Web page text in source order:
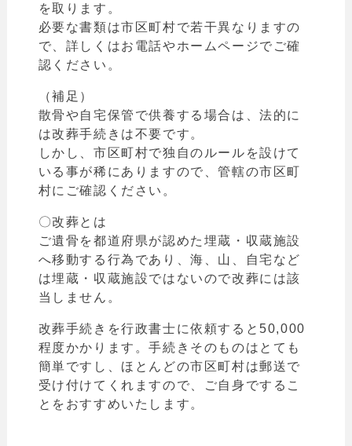
を取ります。
必要な書類は市区町村で若干異なりますの
で、詳しくはお電話やホームページでご確
認ください。
（補足）
散骨や自宅保管で供養する場合は、法的に
は改葬手続きは不要です。
しかし、市区町村で独自のルールを設けて
いる事が稀にありますので、管轄の市区町
村にご確認ください。
〇改葬とは
ご遺骨を都道府県が認めた埋蔵・収蔵施設
へ移動する行為であり、海、山、自宅など
は埋蔵・収蔵施設ではないので改葬には該
当しません。
改葬手続きを行政書士に依頼すると50,000
程度かかります。手続きそのものはとても
簡単ですし、ほとんどの市区町村は郵送で
受け付けてくれますので、ご自身でするこ
とをおすすめいたします。